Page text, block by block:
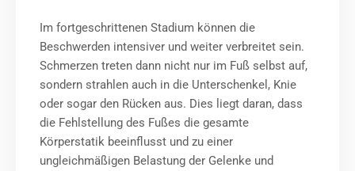
Im fortgeschrittenen Stadium können die
Beschwerden intensiver und weiter verbreitet sein.
Schmerzen treten dann nicht nur im Fuß selbst auf,
sondern strahlen auch in die Unterschenkel, Knie
oder sogar den Rücken aus. Dies liegt daran, dass
die Fehlstellung des Fußes die gesamte
Körperstatik beeinflusst und zu einer
ungleichmäßigen Belastung der Gelenke und